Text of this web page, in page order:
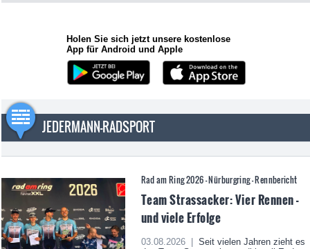
Holen Sie sich jetzt unsere kostenlose
App für Android und Apple
JEDERMANN-RADSPORT
Rad am Ring 2026 - Nürburgring - Rennbericht
Team Strassacker: Vier Rennen -
und viele Erfolge
03.08.2026 |
Seit vielen Jahren zieht es